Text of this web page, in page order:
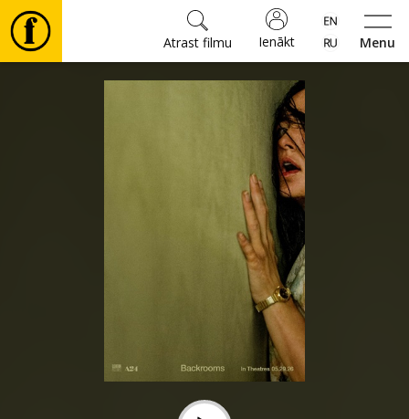
Menu
Ienākt
Atrast filmu